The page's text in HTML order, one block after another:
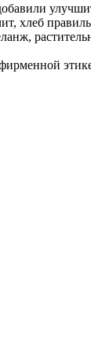
хлеб